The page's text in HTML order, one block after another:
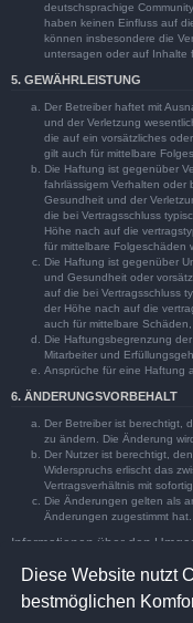
Diese Website nutzt
bestmöglichen
deutschsprachige
haben keinen Einfluss auf
können insbesondere die
untersagen oder auf Inhalte
5. GEWÄHRLEISTUNG
Der Betreiber haftet mit
und der Verletzung
die auf ein vorsätzliches
gilt auch für mittelbare
Die Haftung ist gegenüber
fahrlässigem Verhalten oder
Gesundheit und der
die bei Vertragsschluss
Höhe nach auf die
für mittelbare Folgeschäden
Die Haftung ist gegenüber
und Gesundheit oder
auf die bei Vertragsschluss
der Höhe nach auf die
auch für mittelbare
Die Haftungsbegrenzung
Mitarbeiter und
Ansprüche für eine Haftung
6. ÄNDERUNGSVORBEHALT
Der Betreiber ist berechtigt,
zu ändern. Die Änderung
Der Nutzer ist berechtigt,
Widerspruchs erlischt das
Vertragsverhältnis mit
Die Änderungen gelten als
Änderungen zugestimmt hat.
Informationen über den